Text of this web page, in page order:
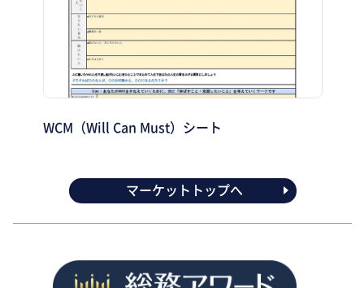
WCM（Will Can Must）シート
マーケットトップへ